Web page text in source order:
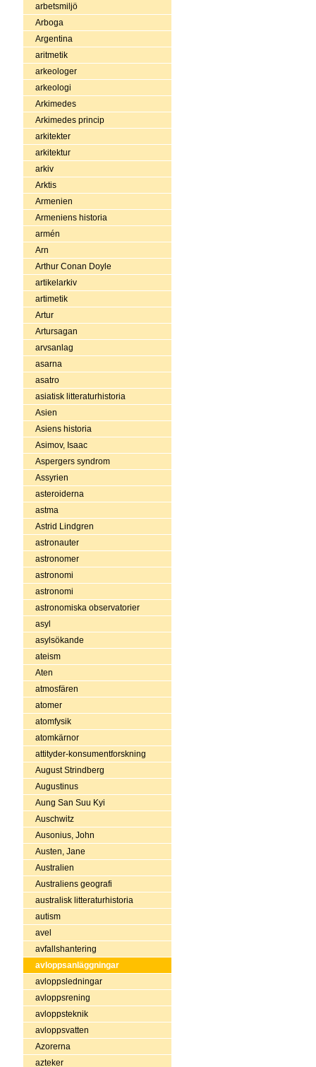
arbetsmiljö
Arboga
Argentina
aritmetik
arkeologer
arkeologi
Arkimedes
Arkimedes princip
arkitekter
arkitektur
arkiv
Arktis
Armenien
Armeniens historia
armén
Arn
Arthur Conan Doyle
artikelarkiv
artimetik
Artur
Artursagan
arvsanlag
asarna
asatro
asiatisk litteraturhistoria
Asien
Asiens historia
Asimov, Isaac
Aspergers syndrom
Assyrien
asteroiderna
astma
Astrid Lindgren
astronauter
astronomer
astronomi
astronomi
astronomiska observatorier
asyl
asylsökande
ateism
Aten
atmosfären
atomer
atomfysik
atomkärnor
attityder-konsumentforskning
August Strindberg
Augustinus
Aung San Suu Kyi
Auschwitz
Ausonius, John
Austen, Jane
Australien
Australiens geografi
australisk litteraturhistoria
autism
avel
avfallshantering
avloppsanläggningar
avloppsledningar
avloppsrening
avloppsteknik
avloppsvatten
Azorerna
azteker